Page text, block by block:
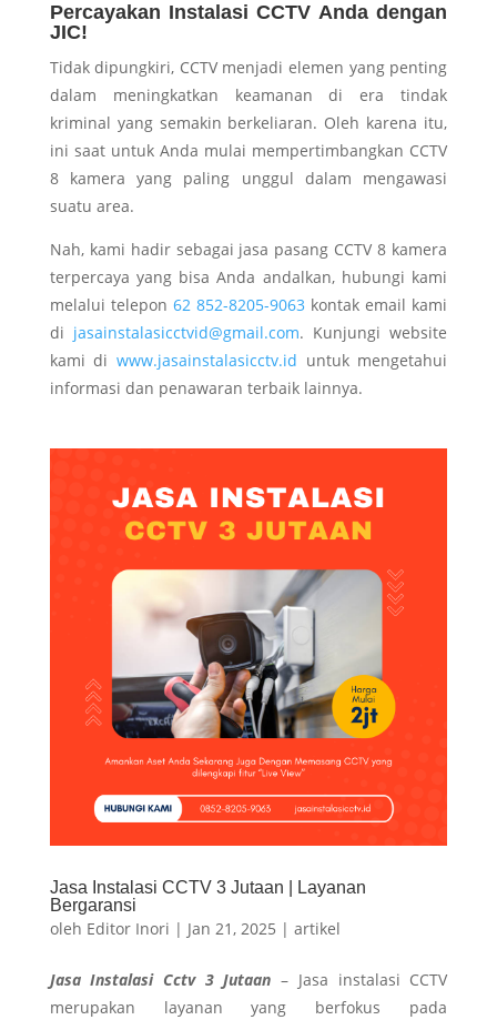
Percayakan Instalasi CCTV Anda dengan
JIC!
Tidak dipungkiri, CCTV menjadi elemen yang penting
dalam meningkatkan keamanan di era tindak
kriminal yang semakin berkeliaran. Oleh karena itu,
ini saat untuk Anda mulai mempertimbangkan CCTV
8 kamera yang paling unggul dalam mengawasi
suatu area.
Nah, kami hadir sebagai jasa pasang CCTV 8 kamera
terpercaya yang bisa Anda andalkan, hubungi kami
melalui telepon 62 852-8205-9063 kontak email kami
di jasainstalasicctvid@gmail.com. Kunjungi website
kami di www.jasainstalasicctv.id untuk mengetahui
informasi dan penawaran terbaik lainnya.
Jasa Instalasi CCTV 3 Jutaan | Layanan
Bergaransi
oleh Editor Inori | Jan 21, 2025 | artikel
Jasa Instalasi Cctv 3 Jutaan – Jasa instalasi CCTV
merupakan layanan yang berfokus pada